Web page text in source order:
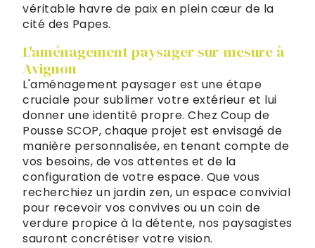
véritable havre de paix en plein cœur de la
cité des Papes.
L'aménagement paysager sur-mesure à
Avignon
L'aménagement paysager est une étape
cruciale pour sublimer votre extérieur et lui
donner une identité propre. Chez Coup de
Pousse SCOP, chaque projet est envisagé de
manière personnalisée, en tenant compte de
vos besoins, de vos attentes et de la
configuration de votre espace. Que vous
recherchiez un jardin zen, un espace convivial
pour recevoir vos convives ou un coin de
verdure propice à la détente, nos paysagistes
sauront concrétiser votre vision.